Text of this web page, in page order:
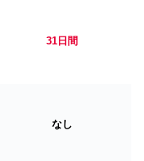
31日間
なし